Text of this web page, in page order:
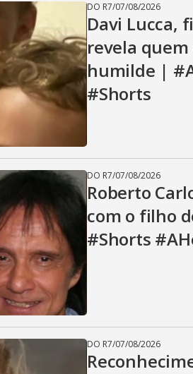
DO R7/07/08/2026
Davi Lucca,
revela
humilde |
#Shorts
DO R7/07/08/2026
Roberto
com o filho
#Shorts
DO R7/07/08/2026